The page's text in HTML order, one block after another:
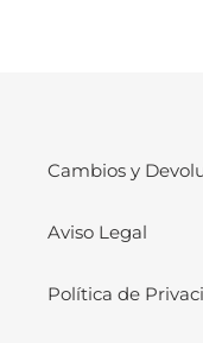
Cambios y
Aviso Legal
Política de